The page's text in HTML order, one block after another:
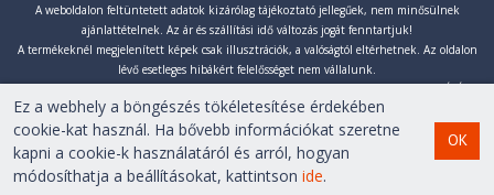
cage (in height of graphics card) removed (mm)
425
Insulation and Damping
Top panel insulation mats
A weboldalon feltüntetett adatok kizárólag tájékoztató jellegűek, nem minősülnek
ajánlattételnek. Az ár és szállítási idő változás jogát fenntartjuk!
A termékeknél megjelenített képek csak illusztrációk, a valóságtól eltérhetnek. Az oldalon
lévő esetleges hibákért felelősséget nem vállalunk.
Eltérés esetén a gyártó által megadott paraméterek érvényesek! Bruttó árainkat 27% ÁFÁ-val
számoljuk!
Copyright © 2007-2026 First Computer Kft. Minden jog
fenntartva!
Ez a webhely a böngészés tökéletesítése érdekében
cookie-kat használ. Ha bővebb információkat szeretne
kapni a cookie-k használatáról és arról, hogyan
módosíthatja a beállításokat, kattintsonide.
OK